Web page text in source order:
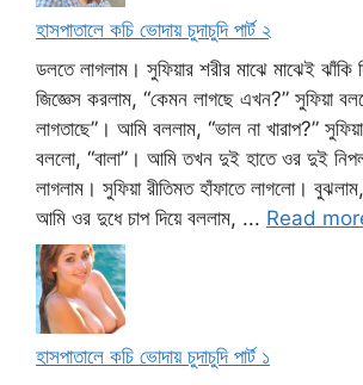
হাসপাতালে কচি ভোদায় চুদাচুদি পার্ট ২
ডলতে লাগলাম। সুফিয়ার শরীর মাঝে মাঝেই
জিজ্ঞেস করলাম, “কেমন লাগছে এখন?” সুফিয়া
লাগতাছে”। আমি বললাম, “ভাল না খারাপ?” সুফিয়া
বললো, “বালা”। আমি তখন দুই হাতে ওর দুই
লাগলাম। সুফিয়া রীতিমত হাঁফাতে লাগলো।
আমি ওর দুধে চাপ দিয়ে বললাম, ... Read
হাসপাতালে কচি ভোদায় চুদাচুদি পার্ট ১